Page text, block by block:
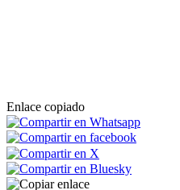
Enlace copiado